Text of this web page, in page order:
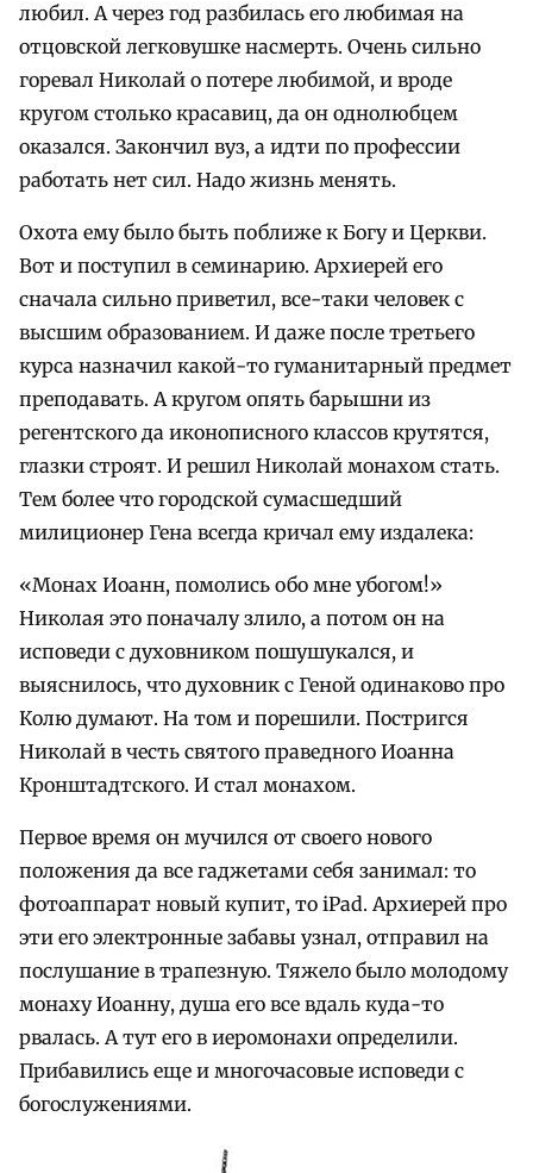
любил. А через год разбилась его любимая на
отцовской легковушке насмерть. Очень сильно
горевал Николай о потере любимой, и вроде
кругом столько красавиц, да он однолюбцем
оказался. Закончил вуз, а идти по профессии
работать нет сил. Надо жизнь менять.
Охота ему было быть поближе к Богу и Церкви.
Вот и поступил в семинарию. Архиерей его
сначала сильно приветил, все-таки человек с
высшим образованием. И даже после третьего
курса назначил какой-то гуманитарный предмет
преподавать. А кругом опять барышни из
регентского да иконописного классов крутятся,
глазки строят. И решил Николай монахом стать.
Тем более что городской сумасшедший
милиционер Гена всегда кричал ему издалека:
«Монах Иоанн, помолись обо мне убогом!»
Николая это поначалу злило, а потом он на
исповеди с духовником пошушукался, и
выяснилось, что духовник с Геной одинаково про
Колю думают. На том и порешили. Постригся
Николай в честь святого праведного Иоанна
Кронштадтского. И стал монахом.
Первое время он мучился от своего нового
положения да все гаджетами себя занимал: то
фотоаппарат новый купит, то iPad. Архиерей про
эти его электронные забавы узнал, отправил на
послушание в трапезную. Тяжело было молодому
монаху Иоанну, душа его все вдаль куда-то
рвалась. А тут его в иеромонахи определили.
Прибавились еще и многочасовые исповеди с
богослужениями.